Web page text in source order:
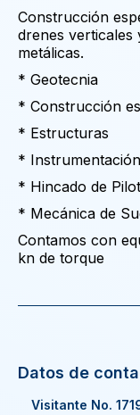
Construcción
drenes
metálicas.
* Geotecnia
* Construcción
* Estructuras
* Instrumentación
* Hincado de
* Mecánica de
Contamos con
kn de torque
Visitante No.